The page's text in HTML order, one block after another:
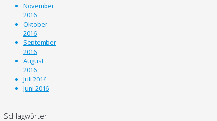
November
2016
Oktober
2016
September
2016
August
2016
Juli 2016
Juni 2016
Schlagwörter